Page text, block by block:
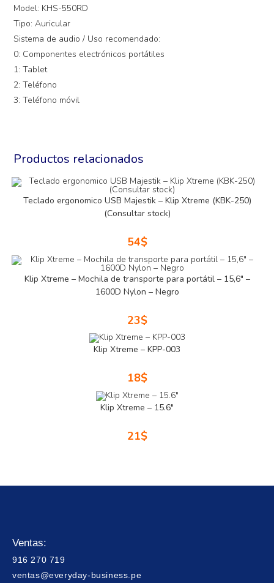
Model: KHS-550RD
Tipo: Auricular
Sistema de audio / Uso recomendado:
0: Componentes electrónicos portátiles
1: Tablet
2: Teléfono
3: Teléfono móvil
Productos relacionados
Teclado ergonomico USB Majestik – Klip Xtreme (KBK-250)
(Consultar stock)
54$
Klip Xtreme – Mochila de transporte para portátil – 15,6″ –
1600D Nylon – Negro
23$
Klip Xtreme – KPP-003
18$
Klip Xtreme – 15.6″
21$
Ventas:
916 270 719
ventas@everyday-business.pe